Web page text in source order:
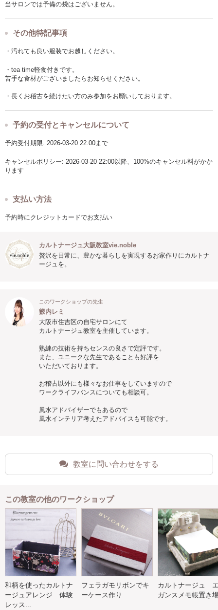
当サロンでは予備の袋はございません。
その他特記事項
・汚れても良い服装でお越しください。
・tea time軽食付きです。
苦手な食材がございましたらお知らせください。
・長くお稽古を続けたい方のみ参加をお願いしております。
予約の受付とキャンセルについて
予約受付期限: 2026-03-20 22:00まで
キャンセルポリシー: 2026-03-20 22:00以降、100%のキャンセル料がかか
ります
支払い方法
予約時にクレジットカードでお支払い
カルトナージュ大阪教室vie.noble
贅沢を日常に、豊かな暮らしを実現するお家作りにカルトナ
ージュを。
このワークショップの先生
籔内レミ
大阪市住吉区の自宅サロンにて
カルトナージュ教室を主催しています。
熟練の技術を持ちセンスの良さで定評です。
また、ユニークな先生であることも好評を
いただいております。
お稽古以外にも様々なお仕事をしていますので
ワークライフバンスについても相談可。
風水アドバイザーでもあるので
風水インテリア考えたアドバイスも可能です。
教室に問い合わせをする
この教室の他のワークショップ
和柄を使ったカルトナ
ージュアレンジ 体験
レッス...
フェラガモリボンでキ
ーケース作り
カルトナージュ
ガンスメモ帳置き